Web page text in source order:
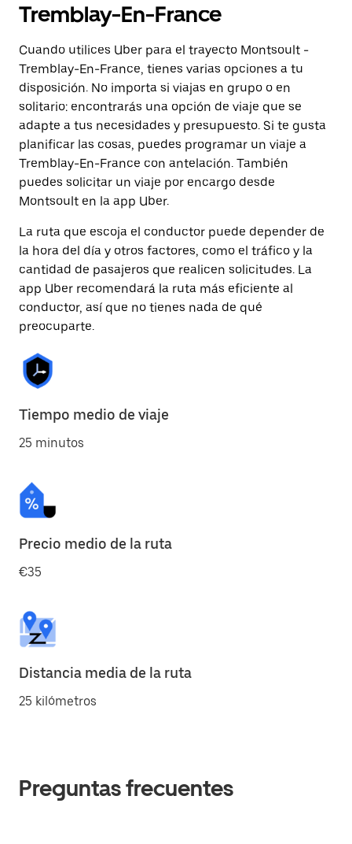
Tremblay-En-France
Cuando utilices Uber para el trayecto Montsoult -
Tremblay-En-France, tienes varias opciones a tu
disposición. No importa si viajas en grupo o en
solitario: encontrarás una opción de viaje que se
adapte a tus necesidades y presupuesto. Si te gusta
planificar las cosas, puedes programar un viaje a
Tremblay-En-France con antelación. También
puedes solicitar un viaje por encargo desde
Montsoult en la app Uber.
La ruta que escoja el conductor puede depender de
la hora del día y otros factores, como el tráfico y la
cantidad de pasajeros que realicen solicitudes. La
app Uber recomendará la ruta más eficiente al
conductor, así que no tienes nada de qué
preocuparte.
Tiempo medio de viaje
25 minutos
Precio medio de la ruta
€35
Distancia media de la ruta
25 kilómetros
Preguntas frecuentes